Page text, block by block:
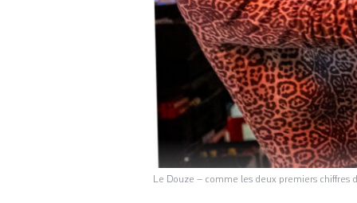
Le Douze – comme les deux premiers chiffres